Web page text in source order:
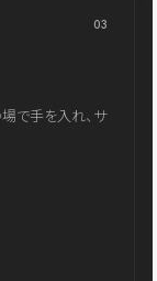
03
で手を入れ、サ